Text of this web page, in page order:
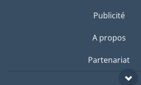
Publicité
A propos
Partenariat